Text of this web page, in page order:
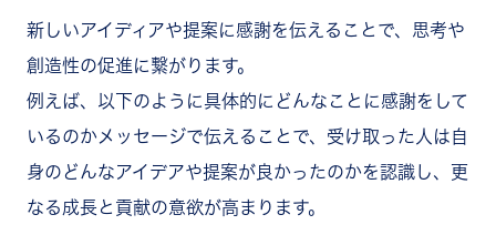
新しいアイディアや提案に感謝を伝えることで、思考や
創造性の促進に繋がります。
例えば、以下のように具体的にどんなことに感謝をして
いるのかメッセージで伝えることで、受け取った人は自
身のどんなアイデアや提案が良かったのかを認識し、更
なる成長と貢献の意欲が高まります。